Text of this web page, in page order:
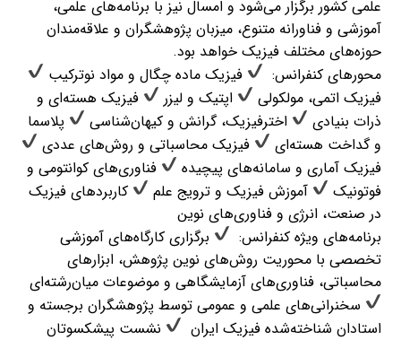
علمی کشور برگزار می‌شود و امسال نیز با برنامه‌های علمی،
آموزشی و فناورانه متنوع، میزبان پژوهشگران و علاقه‌مندان
حوزه‌های مختلف فیزیک خواهد بود. ‌
محورهای کنفرانس: ‌
فیزیک ماده چگال و مواد نو‌ترکیب
فیزیک اتمی، مولکولی
اپتیک و لیزر
فیزیک هسته‌ای و
ذرات بنیادی
اخترفیزیک، گرانش و کیهان‌شناسی
پلاسما
و گداخت هسته‌ای
فیزیک محاسباتی و روش‌های عددی
فیزیک آماری و سامانه‌های پیچیده
فناوری‌های کوانتومی و
فوتونیک
آموزش فیزیک و ترویج علم
کاربردهای فیزیک
در صنعت، انرژی و فناوری‌های نوین ‌
برنامه‌های ویژه کنفرانس: ‌
برگزاری کارگاه‌های آموزشی
تخصصی با محوریت روش‌های نوین پژوهش، ابزارهای
محاسباتی، فناوری‌های آزمایشگاهی و موضوعات میان‌رشته‌ای ‌
سخنرانی‌های علمی و عمومی توسط پژوهشگران برجسته و
استادان شناخته‌شده فیزیک ایران ‌
نشست پیشکسوتان